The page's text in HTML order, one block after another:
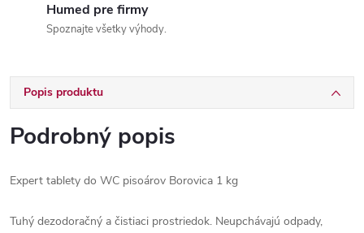
Humed pre firmy
Spoznajte všetky výhody.
Popis produktu
Podrobný popis
Expert tablety do WC pisoárov Borovica 1 kg
Tuhý dezodoračný a čistiaci prostriedok. Neupchávajú odpady,